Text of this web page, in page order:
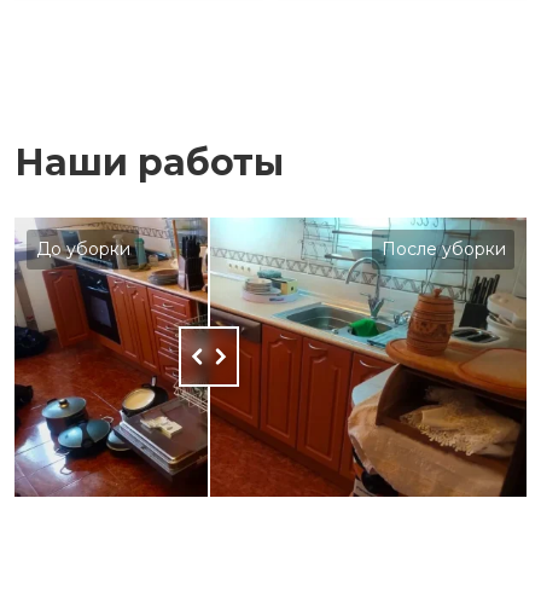
Наши работы
До уборки После уборки